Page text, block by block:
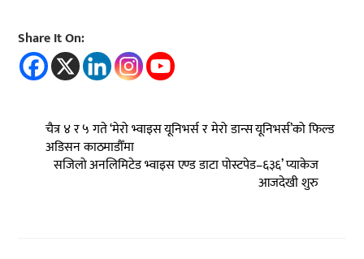
Share It On:
चैत्र ४ र ५ गते ‘मेरो भ्वाइस यूनिभर्स र मेरो डान्स यूनिभर्स’को फिल्ड
अडिसन काठमाडौँमा
सजिलो अनलिमिटेड भ्वाइस एण्ड डाटा पोस्टपेड–६३६’ प्याकेज
आजदेखी शुरु